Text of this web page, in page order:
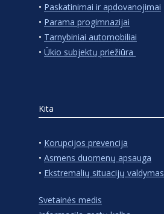
• Paskatinimai ir apdovanojimai
• Parama progimnazijai
• Tarnybiniai automobiliai
• Ūkio subjektų priežiūra
Kita
• Korupcijos prevencija
• Asmens duomenų apsauga
• Ekstremalių situacijų valdymas
Svetainės medis